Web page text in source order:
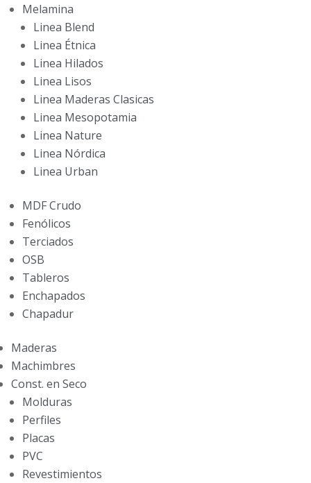
Melamina
Linea Blend
Linea Étnica
Linea Hilados
Linea Lisos
Linea Maderas Clasicas
Linea Mesopotamia
Linea Nature
Linea Nórdica
Linea Urban
MDF Crudo
Fenólicos
Terciados
OSB
Tableros
Enchapados
Chapadur
Maderas
Machimbres
Const. en Seco
Molduras
Perfiles
Placas
PVC
Revestimientos